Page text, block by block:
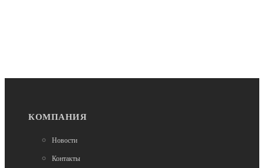
КОМПАНИЯ
Новости
Контакты